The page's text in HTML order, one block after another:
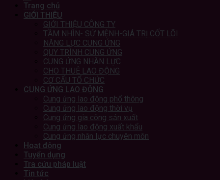
Trang chủ
GIỚI THIỆU
GIỚI THIỆU CÔNG TY
TẦM NHÌN- SỨ MỆNH-GIÁ TRỊ CỐT LÕI
NĂNG LỰC CUNG ỨNG
QUY TRÌNH CUNG ỨNG
CUNG ỨNG NHÂN LỰC
CHO THUÊ LAO ĐỘNG
CƠ CẤU TỔ CHỨC
CUNG ỨNG LAO ĐỘNG
Cung ứng lao động phổ thông
Cung ứng lao động thời vụ
Cung ứng gia công sản xuất
Cung ứng lao động xuất khẩu
Cung ứng nhân lực chuyên môn
Hoạt động
Tuyển dụng
Tra cứu pháp luật
Tin tức